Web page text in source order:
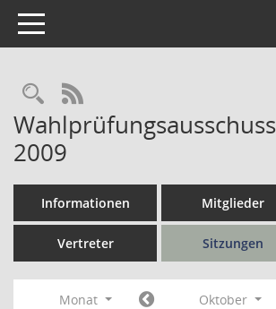
Toggle navigation
Rechercheauswahl
RSS-Feed
2009
Informationen Mitglieder
Vertreter Sitzungen
Monat Oktober